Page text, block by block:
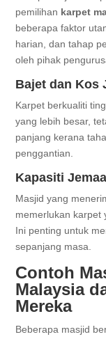
pemilihan karpet
beberapa faktor
harian, dan tahap
oleh pihak
Bajet dan Kos
Karpet berkualiti
yang lebih besar,
panjang kerana
penggantian.
Kapasiti
Masjid yang
memerlukan karpet
Ini penting untuk
sepanjang masa.
Contoh
Malaysia
Mereka
Beberapa masjid